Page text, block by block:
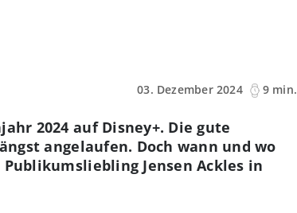
03. Dezember 2024
9 min.
2024 auf Disney+. Die gute
angelaufen. Doch wann und wo
Jensen Ackles in